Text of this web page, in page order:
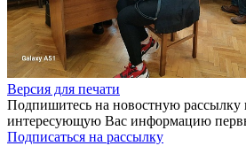
Версия для печати
Подпишитесь на новостную рассылку
интересующую Вас информацию
Подписаться на рассылку